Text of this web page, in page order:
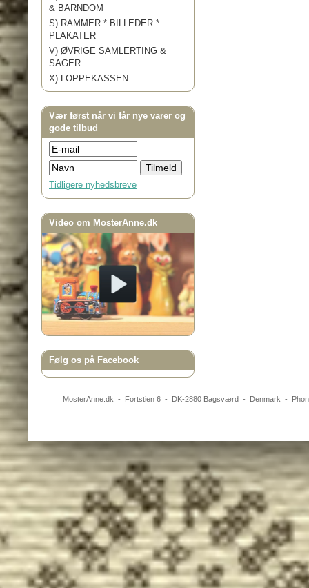
& BARNDOM
S) RAMMER * BILLEDER *
PLAKATER
V) ØVRIGE SAMLERTING &
SAGER
X) LOPPEKASSEN
Vær først når vi får nye varer og
gode tilbud
Tidligere nyhedsbreve
Video om MosterAnne.dk
Følg os på Facebook
MosterAnne.dk - Fortstien 6- DK-2880 Bagsværd- Denmark -